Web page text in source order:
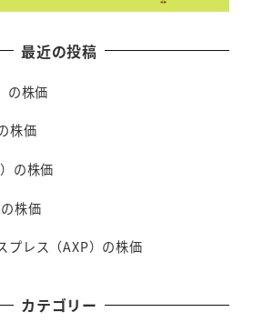
最近の投稿
の株価
株価
の株価
株価
プレス（AXP）の株価
カテゴリー